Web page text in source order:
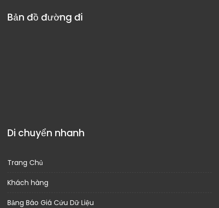
Bản đồ đường đi
Di chuyển nhanh
Trang Chủ
Khách hàng
Bảng Báo Giá Cứu Dữ Liệu